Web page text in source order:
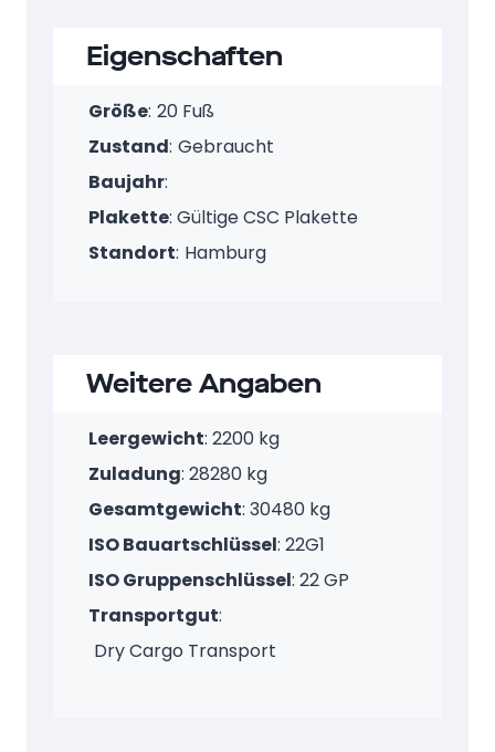
Eigenschaften
Größe: 20 Fuß
Zustand: Gebraucht
Baujahr:
Plakette: Gültige CSC Plakette
Standort: Hamburg
Weitere Angaben
Leergewicht: 2200 kg
Zuladung: 28280 kg
Gesamtgewicht: 30480 kg
ISO Bauartschlüssel: 22G1
ISO Gruppenschlüssel: 22 GP
Transportgut:
Dry Cargo Transport